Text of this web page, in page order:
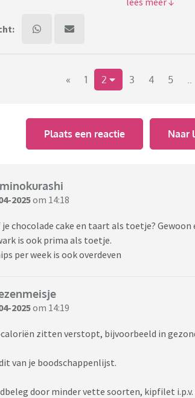
mij verteld en niet tegen mijn dochter. Ik
maken met de dietiste, maar ik wil ook niet
« 1 2 3 4 5 ..
Plaats een reactie Naar
2025om 14:18
chocolade cake en taart als toetje?
is ook prima als toetje.
per week is ook overdeven
2025om 14:19
zitten verstopt, bijvoorbeeld in
van je boodschappenlijst.
door minder vette soorten, kipfilet